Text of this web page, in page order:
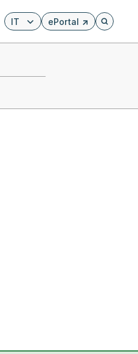
IT ePortal
Externer Link, wird in
Öffnet